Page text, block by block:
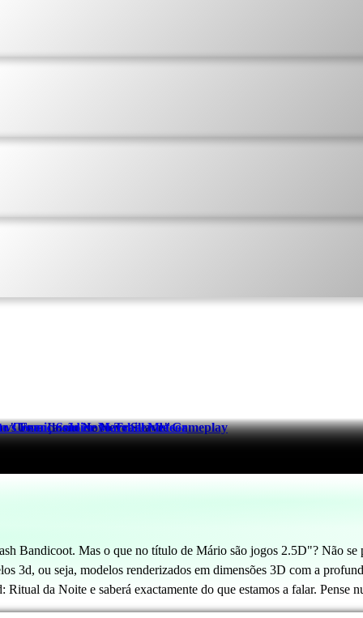
"Uma Ilusão de Neve Suave"
França em Novo Trailer de Gameplay
Cosmic Soldier Marshal Meteor
Bandicoot. Mas o que no título de Mário são jogos 2.5D"? Não
3d, ou seja, modelos renderizados em dimensões 3D com a
da Noite e saberá exactamente do que estamos a falar. Pense